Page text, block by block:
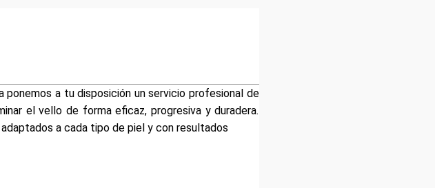
ponemos a tu disposición un servicio profesional de
el vello de forma eficaz, progresiva y duradera.
a cada tipo de piel y con resultados